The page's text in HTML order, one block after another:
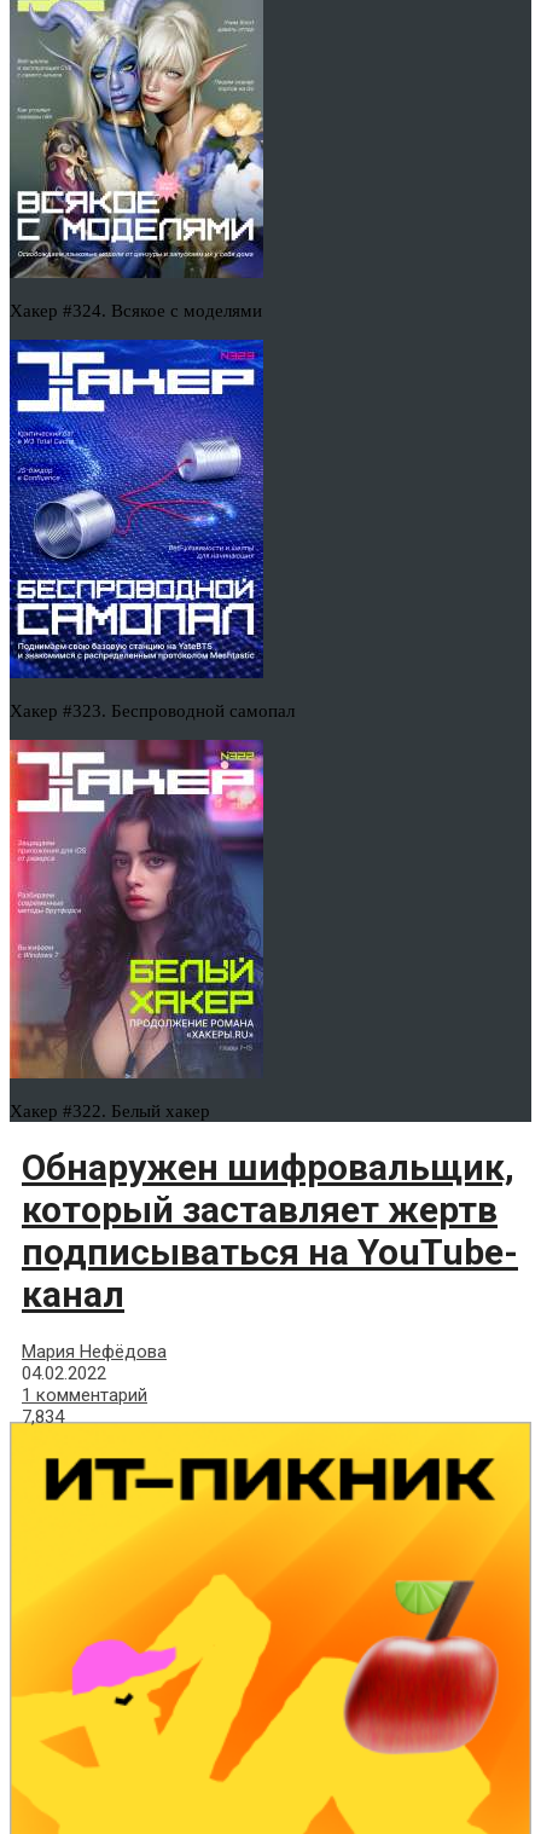
Хакер #324. Всякое с моделями
Хакер #323. Беспроводной самопал
Хакер #322. Белый хакер
Обнаружен шифровальщик,
который заставляет жертв
подписываться на YouTube-
канал
Мария Нефёдова
04.02.2022
1 комментарий
7,834